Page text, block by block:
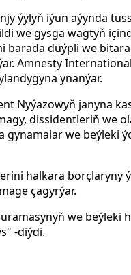
ýylyň iýun aýynda
we gysga wagtyň
barada düýpli we
Amnesty
ynanýar.
Nyýazowyň janyna
dissidentleriň we
we beýleki
halkara borçlaryny
çagyrýar.
we beýleki
-diýdi.